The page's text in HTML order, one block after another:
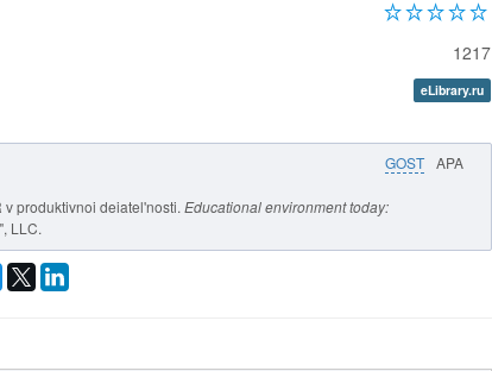
1217
eLibrary.ru
GOST APA
produktivnoi deiatel'nosti. Educational environment today:
LLC.